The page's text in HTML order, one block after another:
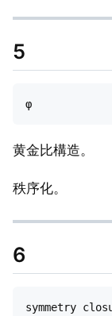
5
黄金比構造。
秩序化。
6